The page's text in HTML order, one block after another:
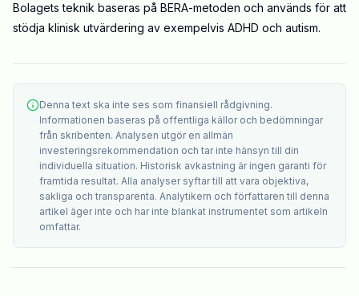
Bolagets teknik baseras på BERA-metoden och används för att
stödja klinisk utvärdering av exempelvis ADHD och autism.
Denna text ska inte ses som finansiell rådgivning.
Informationen baseras på offentliga källor och bedömningar
från skribenten. Analysen utgör en allmän
investeringsrekommendation och tar inte hänsyn till din
individuella situation. Historisk avkastning är ingen garanti för
framtida resultat. Alla analyser syftar till att vara objektiva,
sakliga och transparenta. Analytikern och författaren till denna
artikel äger inte och har inte blankat instrumentet som artikeln
omfattar.